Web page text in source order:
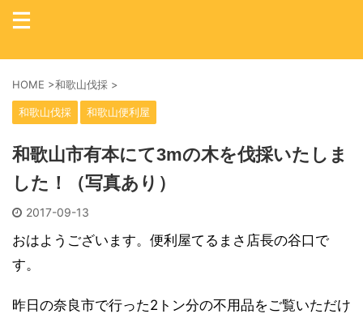
HOME >和歌山伐採 >
和歌山伐採 和歌山便利屋
和歌山市有本にて3mの木を伐採いたしま
した！（写真あり）
2017-09-13
おはようございます。便利屋てるまさ店長の谷口で
す。
昨日の奈良市で行った2トン分の不用品をご覧いただけ